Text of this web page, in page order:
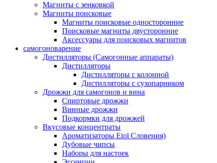
Магниты с зенковкой
Магниты поисковые
Магниты поисковые односторонние
Поисковые магниты двусторонние
Аксессуары для поисковых магнитов
самогоноварение
Дистилляторы (Самогонные аппараты)
Дистилляторы
Дистилляторы с колонной
Дистилляторы с сухопарником
Дрожжи для самогонов и вина
Спиртовые дрожжи
Винные дрожжи
Подкормки для дрожжей
Вкусовые концентраты
Ароматизаторы Etol Словения)
Дубовые чипсы
Наборы для настоек